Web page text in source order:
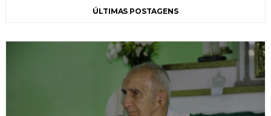
ÚLTIMAS POSTAGENS